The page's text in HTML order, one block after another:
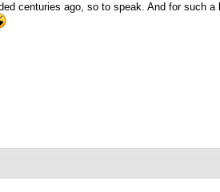
centuries ago, so to speak. And for such a